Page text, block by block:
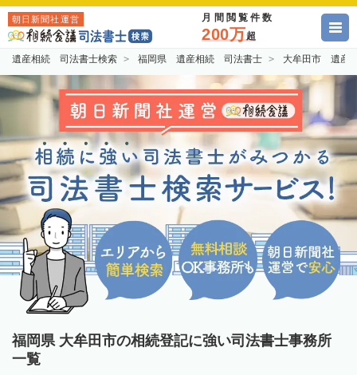
朝日新聞社運営 月間閲覧件数
200万超
遺産相続 司法書士検索 福岡県 遺産相続 司法書士 大牟田市 遺産
福岡県 大牟田市の相続登記に強い司法書士事務所
一覧